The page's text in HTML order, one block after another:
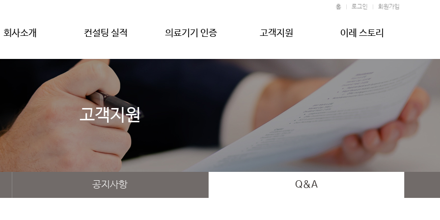
홈 로그인 회원가입
회사소개 컨설팅 실적 의료기기 인증 고객지원 이레 스토리
고객지원
공지사항 Q&A